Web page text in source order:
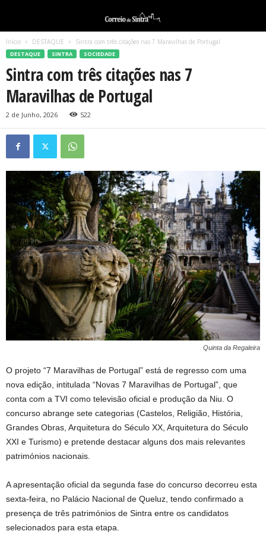
Início DESTAQUE Sintra com três citações nas 7 Maravilhas de Portugal
DESTAQUE SINTRA SOCIEDADE
Sintra com três citações nas 7
Maravilhas de Portugal
2 de Junho, 2026 522
Quinta da Regaleira
O projeto “7 Maravilhas de Portugal” está de regresso com uma
nova edição, intitulada “Novas 7 Maravilhas de Portugal”, que
conta com a TVI como televisão oficial e produção da Niu. O
concurso abrange sete categorias (Castelos, Religião, História,
Grandes Obras, Arquitetura do Século XX, Arquitetura do Século
XXI e Turismo) e pretende destacar alguns dos mais relevantes
patrimónios nacionais.
A apresentação oficial da segunda fase do concurso decorreu esta
sexta-feira, no Palácio Nacional de Queluz, tendo confirmado a
presença de três patrimónios de Sintra entre os candidatos
selecionados para esta etapa.